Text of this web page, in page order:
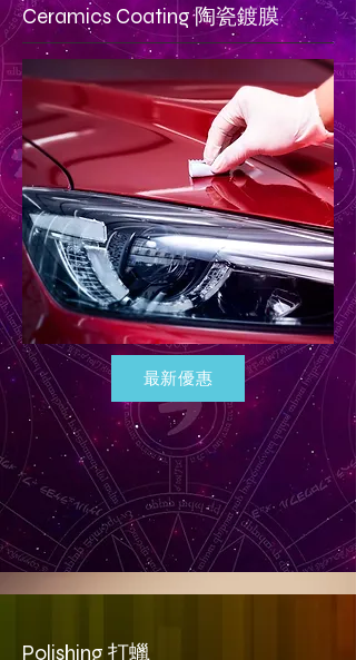
​Ceramics Coating 陶瓷鍍膜
最新優惠
Polishing 打蠟